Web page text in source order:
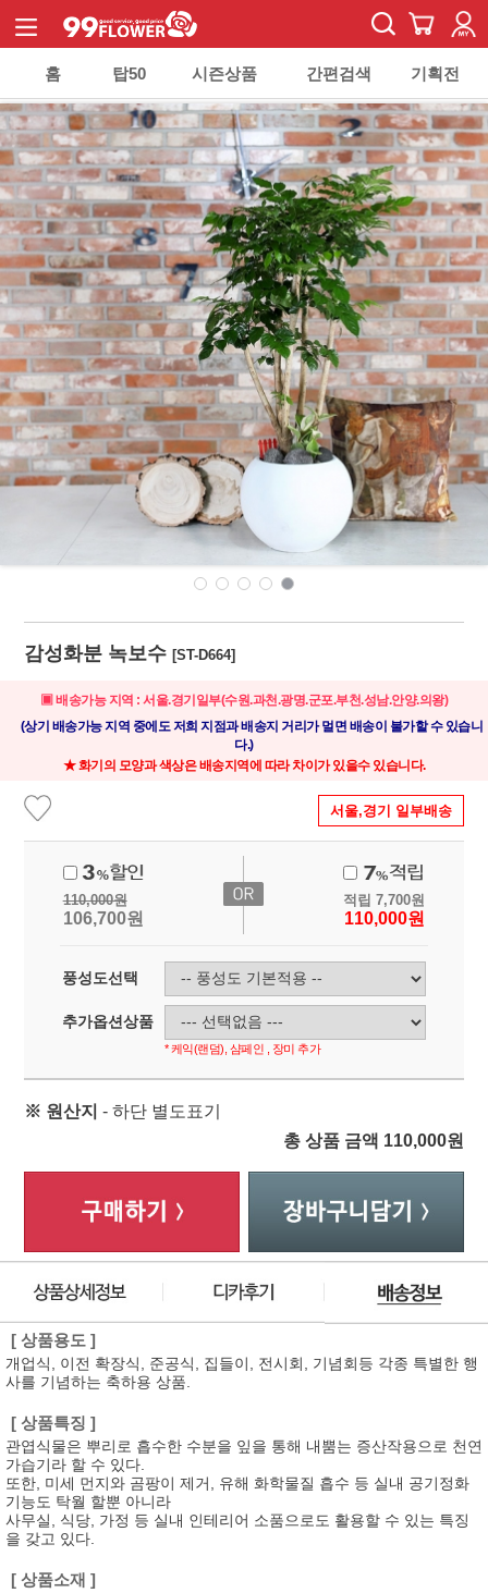
홈 탑50 시즌상품 간편검색 기획전
감성화분 녹보수[ST-D664]
▣ 배송가능 지역 : 서울.경기일부(수원.과천.광명.군포.부천.성남.안양.의왕)
(상기 배송가능 지역 중에도 저희 지점과 배송지 거리가 멀면 배송이 불가할 수 있습니
다.)
★ 화기의 모양과 색상은 배송지역에 따라 차이가 있을수 있습니다.
서울,경기 일부배송
110,000원
106,700원
적립 7,700원
110,000원
풍성도선택
추가옵션상품
* 케익(랜덤), 샴페인 , 장미 추가
※ 원산지 - 하단 별도표기
총 상품 금액 110,000원
[ 상품용도 ]
개업식, 이전 확장식, 준공식, 집들이, 전시회, 기념회등 각종 특별한 행
사를 기념하는 축하용 상품.
[ 상품특징 ]
관엽식물은 뿌리로 흡수한 수분을 잎을 통해 내뿜는 증산작용으로 천연
가습기라 할 수 있다.
또한, 미세 먼지와 곰팡이 제거, 유해 화학물질 흡수 등 실내 공기정화
기능도 탁월 할뿐 아니라
사무실, 식당, 가정 등 실내 인테리어 소품으로도 활용할 수 있는 특징
을 갖고 있다.
[ 상품소재 ]